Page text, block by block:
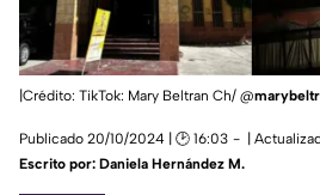
|Crédito: TikTok: Mary Beltran Ch/ @
Publicado 20/10/2024 | 🕑 16:03 |
Escrito por: Daniela Hernández M.